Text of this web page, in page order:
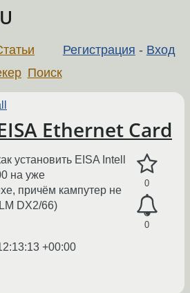
Регистрация - Вход
Поиск
Ethernet Card
0
0
установить EISA Intell
на уже
причём кампутер не
DX2/66)
+00:00